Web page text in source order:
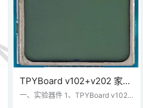
TPYBoard v102+v202 家庭
无线温湿度检测
一、实验器件 1、TPYBoard v102 1